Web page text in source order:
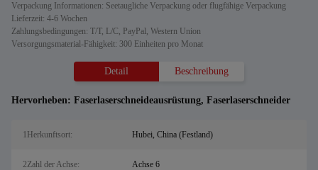
Verpackung Informationen: Seetaugliche Verpackung oder flugfähige Verpackung
Lieferzeit: 4-6 Wochen
Zahlungsbedingungen: T/T, L/C, PayPal, Western Union
Versorgungsmaterial-Fähigkeit: 300 Einheiten pro Monat
Detail Beschreibung
Hervorheben: Faserlaserschneideausrüstung, Faserlaserschneider
1Herkunftsort: Hubei, China (Festland)
2Zahl der Achse: Achse 6